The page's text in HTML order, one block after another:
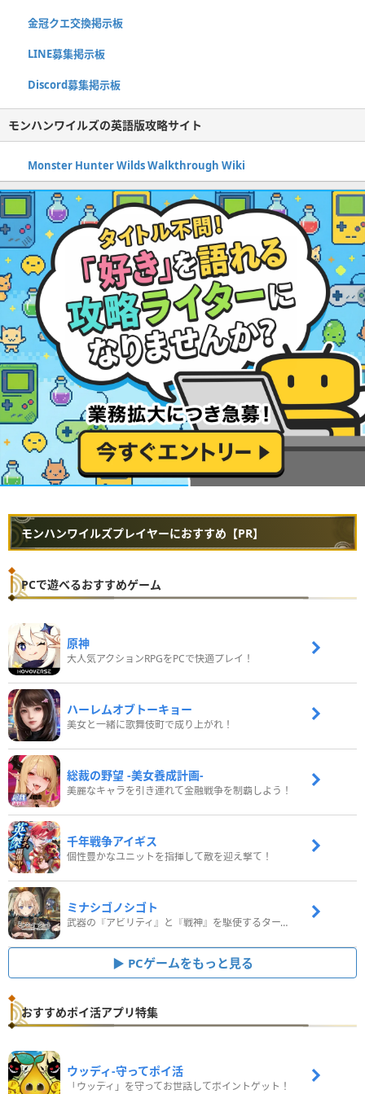
金冠クエ交換掲示板
LINE募集掲示板
Discord募集掲示板
モンハンワイルズの英語版攻略サイト
Monster Hunter Wilds Walkthrough Wiki
モンハンワイルズプレイヤーにおすすめ【PR】
PCで遊べるおすすめゲーム
原神
大人気アクションRPGをPCで快適プレイ！
ハーレムオブトーキョー
美女と一緒に歌舞伎町で成り上がれ！
総裁の野望 -美女養成計画-
美麗なキャラを引き連れて金融戦争を制覇しよう！
千年戦争アイギス
個性豊かなユニットを指揮して敵を迎え撃て！
ミナシゴノシゴト
武器の『アビリティ』と『戦神』を駆使するターン制コマンドバトルRPG！
PCゲームをもっと見る
おすすめポイ活アプリ特集
ウッディ‐守ってポイ活
「ウッディ」を守ってお世話してポイントゲット！